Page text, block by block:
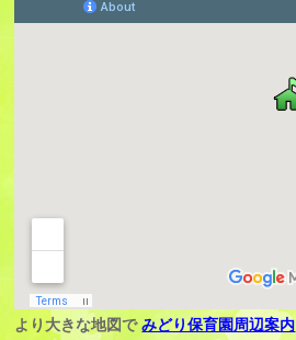
より大きな地図でみどり保育園周辺案内